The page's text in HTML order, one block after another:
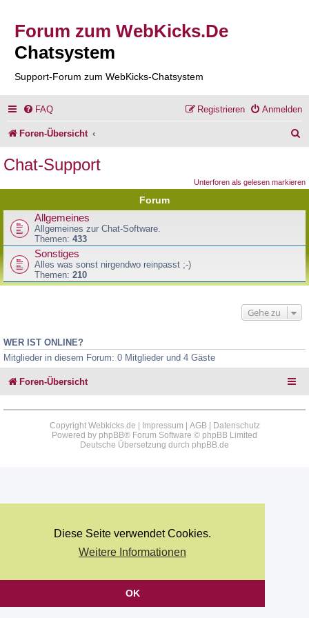
Diese Seite verwendet Cookies.
Weitere Informationen
OK
Forum zum WebKicks.De
Chatsystem
Support-Forum zum WebKicks-Chatsystem
FAQ Anmelden
Registrieren
Foren-Übersicht
e
Chat-Support
Unterforen als gelesen markieren
Forum
Allgemeines
Allgemeines zur Chat-Software.
Themen: 433
Sonstiges
Alles was sonst nirgendwo reinpasst ;-)
Themen: 210
Gehe zu
WER IST ONLINE?
Mitglieder in diesem Forum: 0 Mitglieder und 4 Gäste
Foren-Übersicht
Copyright Webkicks.de | Impressum AGB|
Datenschutz
Powered by phpBB® Forum Software © phpBB Limited
Deutsche Übersetzung durch phpBB.de